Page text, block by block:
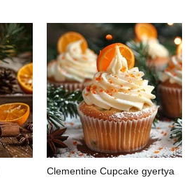
Clementine Cupcake gyertya